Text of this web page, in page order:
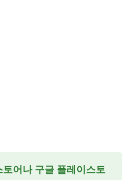
어나 구글 플레이스토